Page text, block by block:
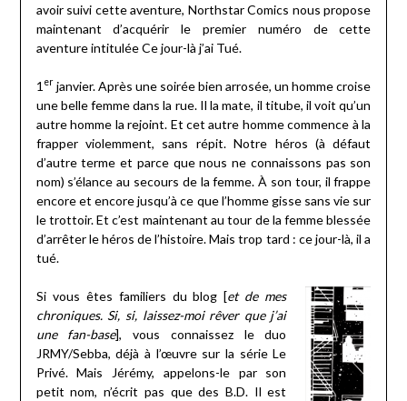
avoir suivi cette aventure, Northstar Comics nous propose
maintenant d’acquérir le premier numéro de cette
aventure intitulée Ce jour-là j’ai Tué.
1 erjanvier. Après une soirée bien arrosée, un homme croise
une belle femme dans la rue. Il la mate, il titube, il voit qu’un
autre homme la rejoint. Et cet autre homme commence à la
frapper violemment, sans répit. Notre héros (à défaut
d’autre terme et parce que nous ne connaissons pas son
nom) s’élance au secours de la femme. À son tour, il frappe
encore et encore jusqu’à ce que l’homme gisse sans vie sur
le trottoir. Et c’est maintenant au tour de la femme blessée
d’arrêter le héros de l’histoire. Mais trop tard : ce jour-là, il a
tué.
Si vous êtes familiers du blog [et de mes
chroniques. Si, si, laissez-moi rêver que j’ai
une fan-base], vous connaissez le duo
JRMY/Sebba, déjà à l’œuvre sur la série Le
Privé. Mais Jérémy, appelons-le par son
petit nom, n’écrit pas que des B.D. Il est